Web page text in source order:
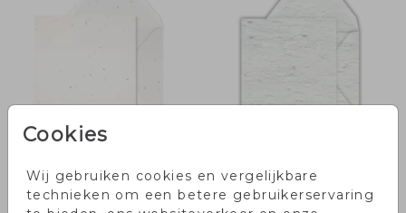
Cookies
Wij gebruiken cookies en vergelijkbare
technieken om een betere gebruikerservaring
Eco Tulp